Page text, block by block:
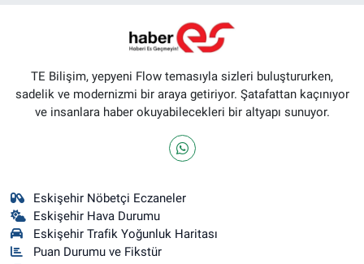
TE Bilişim, yepyeni Flow temasıyla sizleri buluştururken,
sadelik ve modernizmi bir araya getiriyor. Şatafattan kaçınıyor
ve insanlara haber okuyabilecekleri bir altyapı sunuyor.
Eskişehir Nöbetçi Eczaneler
Eskişehir Hava Durumu
Eskişehir Trafik Yoğunluk Haritası
Puan Durumu ve Fikstür